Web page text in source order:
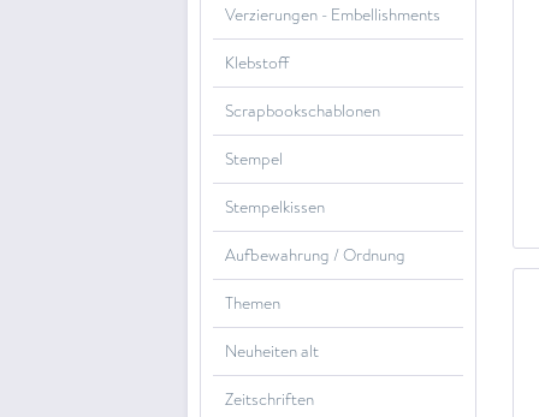
Verzierungen - Embellishments
Klebstoff
Scrapbookschablonen
Stempel
Stempelkissen
Aufbewahrung / Ordnung
Themen
Neuheiten alt
Zeitschriften